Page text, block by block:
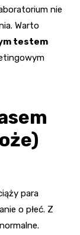
nie
Warto
testem
para
o płeć. Z